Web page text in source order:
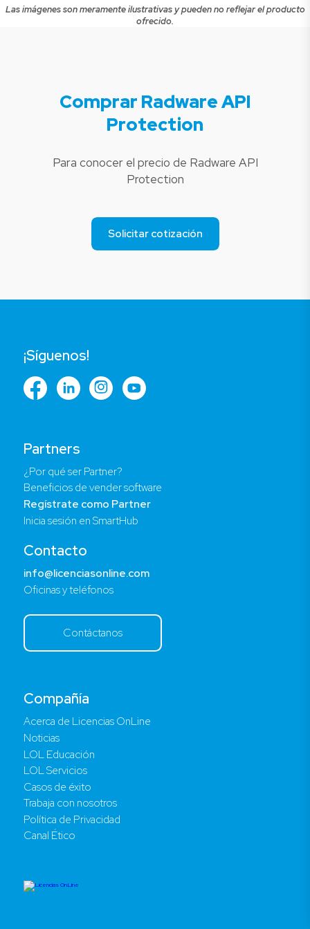
Las imágenes son meramente ilustrativas y pueden no reflejar el producto
ofrecido.
Comprar Radware API
Protection
Para conocer el precio de Radware API
Protection
Solicitar cotización
Compañía
Acerca de Licencias OnLine
Noticias
LOL Educación
LOL Servicios
Casos de éxito
Trabaja con nosotros
Política de Privacidad
Canal Ético
Partners
¿Por qué ser Partner?
Beneficios de vender software
Regístrate como Partner
Inicia sesión en SmartHub
Contacto
info@licenciasonline.com
Oficinas y teléfonos
Contáctanos
¡Síguenos!